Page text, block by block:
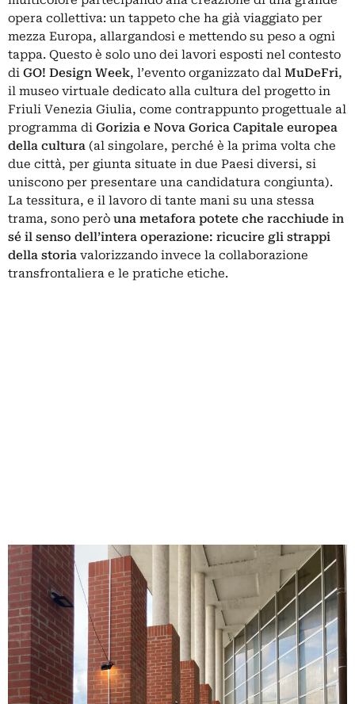
opera collettiva: un tappeto che ha già viaggiato per
mezza Europa, allargandosi e mettendo su peso a ogni
tappa. Questo è solo uno dei lavori esposti nel contesto
di GO! Design Week, l’evento organizzato dal MuDeFri,
il museo virtuale dedicato alla cultura del progetto in
Friuli Venezia Giulia, come contrappunto progettuale al
programma di Gorizia e Nova Gorica Capitale europea
della cultura (al singolare, perché è la prima volta che
due città, per giunta situate in due Paesi diversi, si
uniscono per presentare una candidatura congiunta).
La tessitura, e il lavoro di tante mani su una stessa
trama, sono però una metafora potete che racchiude in
sé il senso dell’intera operazione: ricucire gli strappi
della storia valorizzando invece la collaborazione
transfrontaliera e le pratiche etiche.